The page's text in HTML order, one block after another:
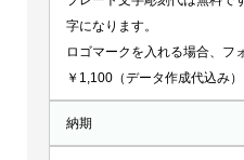
字になります。
ロゴマークを入れる場合、フ
￥1,100（データ作成代込み
納期